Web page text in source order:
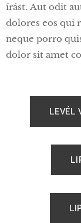
írást. Aut odit
dolores eos qui
neque porro
dolor sit amet
LEVÉL